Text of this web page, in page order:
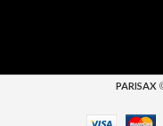
PARISAX